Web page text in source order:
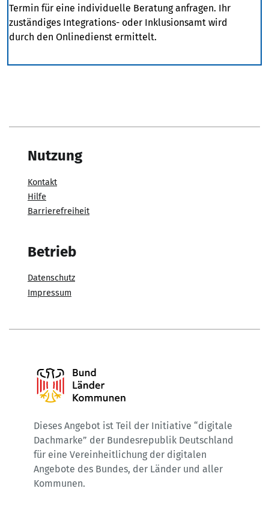
Termin für eine individuelle Beratung anfragen. Ihr
zuständiges Integrations- oder Inklusionsamt wird
durch den Onlinedienst ermittelt.
Nutzung
Kontakt
Hilfe
Barrierefreiheit
Betrieb
Datenschutz
Impressum
Dieses Angebot ist Teil der Initiative “digitale
Dachmarke” der Bundesrepublik Deutschland
für eine Vereinheitlichung der digitalen
Angebote des Bundes, der Länder und aller
Kommunen.